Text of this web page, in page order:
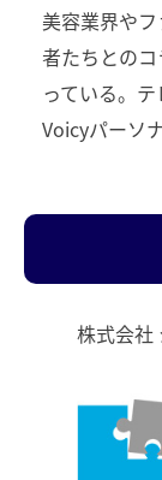
美容業界や
者たちとの
っている。テ
Voicyパーソ
株式会社